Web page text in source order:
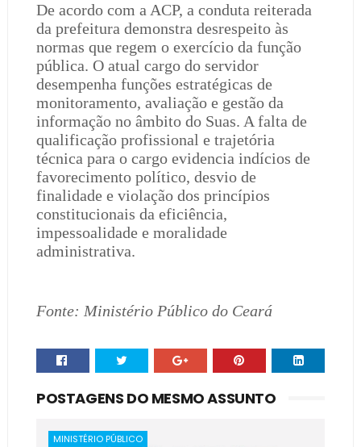
De acordo com a ACP, a conduta reiterada
da prefeitura demonstra desrespeito às
normas que regem o exercício da função
pública. O atual cargo do servidor
desempenha funções estratégicas de
monitoramento, avaliação e gestão da
informação no âmbito do Suas. A falta de
qualificação profissional e trajetória
técnica para o cargo evidencia indícios de
favorecimento político, desvio de
finalidade e violação dos princípios
constitucionais da eficiência,
impessoalidade e moralidade
administrativa.
Fonte: Ministério Público do Ceará
POSTAGENS DO MESMO ASSUNTO
MINISTÉRIO PÚBLICO